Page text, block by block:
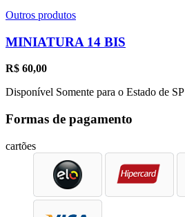
Outros produtos
MINIATURA 14 BIS
R$ 60,00
Disponível Somente para o Estado de SP
Formas de pagamento
cartões